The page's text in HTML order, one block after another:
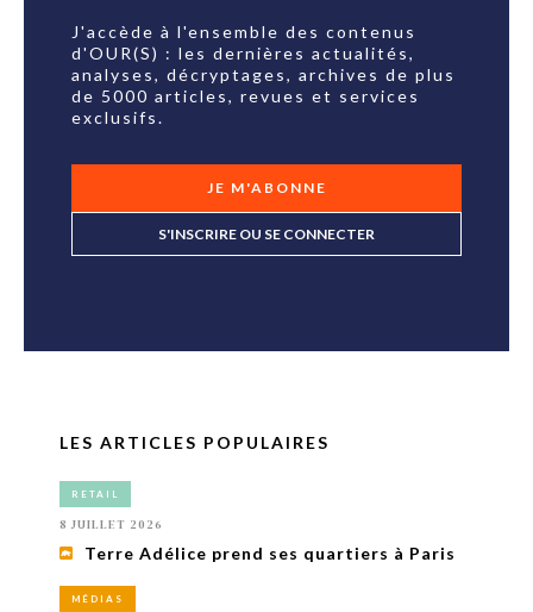
J'accède à l'ensemble des contenus
d'OUR(S) : les dernières actualités,
analyses, décryptages, archives de plus
de 5000 articles, revues et services
exclusifs.
JE M'ABONNE
S'INSCRIRE OU SE CONNECTER
LES ARTICLES POPULAIRES
RETAIL
8 JUILLET 2026
Terre Adélice prend ses quartiers à Paris
MÉDIAS